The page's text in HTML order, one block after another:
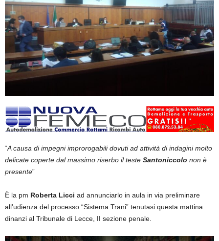
“A causa di impegni improrogabili dovuti ad attività di indagini molto
delicate coperte dal massimo riserbo il teste Santoniccolo non è
presente”
È la pm Roberta Licci ad annunciarlo in aula in via preliminare
all’udienza del processo “Sistema Trani” tenutasi questa mattina
dinanzi al Tribunale di Lecce, ǀǀ sezione penale.